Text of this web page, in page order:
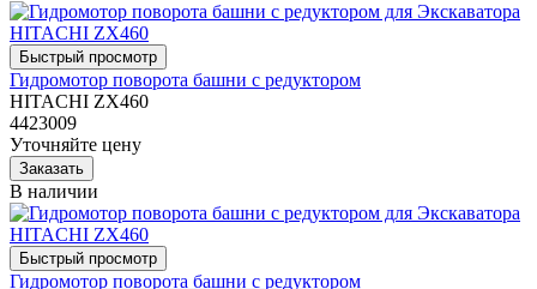
Гидромотор поворота башни с редуктором
HITACHI ZX460
4423009
Уточняйте цену
В наличии
Гидромотор поворота башни с редуктором